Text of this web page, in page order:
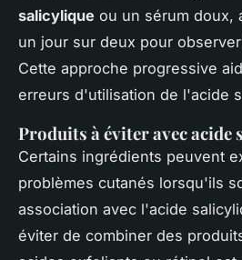
salicylique ou un sérum doux,
un jour sur deux pour
Cette approche progressive
erreurs d'utilisation de l'acide
Produits à éviter avec acide
Certains ingrédients peuvent
problèmes cutanés lorsqu'ils
association avec l'acide
éviter de combiner des